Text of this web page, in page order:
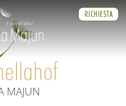
MAJUN
RICHIESTA